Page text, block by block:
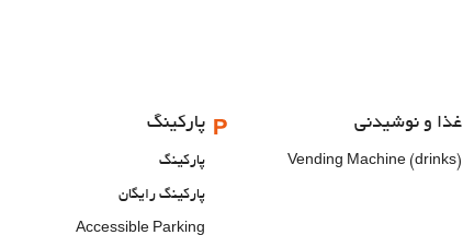
غذا و نوشیدنی
Vending Machine (drinks)
پارکینگ
پارکینگ
پارکینگ رایگان
Accessible Parking